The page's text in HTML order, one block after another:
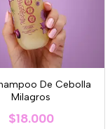
De Cebolla
Milagros
$18.000